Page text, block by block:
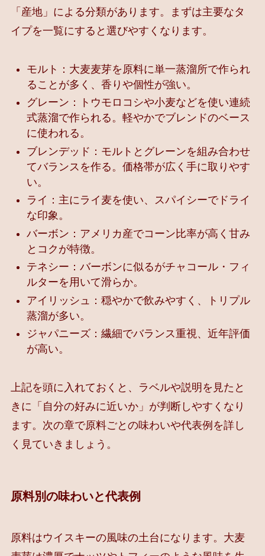
「産地」による分類があります。まずは主要なタ
イプを一覧にすると選びやすくなります。
モルト：大麦麦芽を原料に単一蒸溜所で作られ
ることが多く、香りや個性が強い。
グレーン：トウモロコシや小麦などを使い連続
式蒸溜で作られる。軽やかでブレンドのベース
に使われる。
ブレンデッド：モルトとグレーンを組み合わせ
てバランスを作る。価格帯が広く手に取りやす
い。
ライ：主にライ麦を使い、スパイシーでドライ
な印象。
バーボン：アメリカ産でコーン比率が高く甘み
とコクが特徴。
テネシー：バーボンに似るがチャコール・フィ
ルターを用いて滑らか。
アイリッシュ：穏やかで飲みやすく、トリプル
蒸溜が多い。
ジャパニーズ：繊細でバランス重視、近年評価
が高い。
上記を頭に入れておくと、ラベルや説明を見たと
きに「自分の好みに近いか」が判断しやすくなり
ます。次の章で原料ごとの味わいや代表例を詳し
く見ていきましょう。
原料別の味わいと代表例
原料はウイスキーの風味の土台になります。大麦